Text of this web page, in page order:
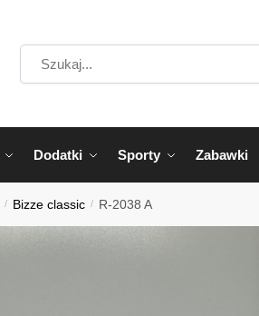
Dodatki Sporty Zabawki
/ Bizze classic / R-2038 A